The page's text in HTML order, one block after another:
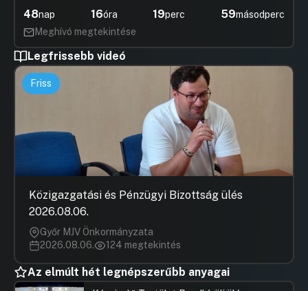
48nap 16óra 19perc 58másodperc
Meghívó megtekintése
Legfrissebb videó
Friss
Közigazgatási és Pénzügyi Bizottság ülés
2026.08.06.
Győr MJV Önkormányzata
2026.08.06.
124 megtekintés
Az elmúlt hét legnépszerűbb anyagai